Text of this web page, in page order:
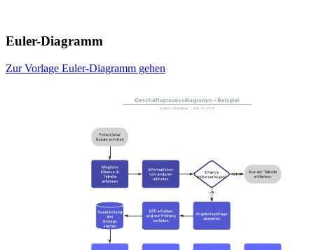
Euler-Diagramm
Zur Vorlage Euler-Diagramm gehen